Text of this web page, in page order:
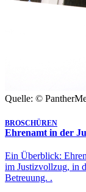
Quelle: ©
BROSCHÜREN
Ehrenamt in der
Ein Überblick:
im Justizvollzug, in
Betreuung. .